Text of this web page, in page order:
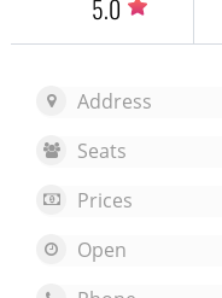
5.0
Address
Seats
Prices
Open